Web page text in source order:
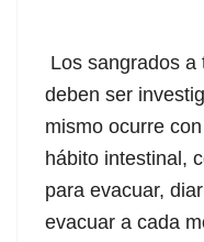
Los sangrados a
deben ser
mismo ocurre
hábito intestinal,
para evacuar,
evacuar a cada